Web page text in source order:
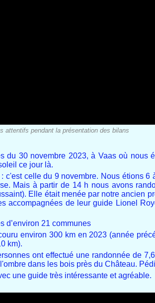
attentifs pendant la présentation des bilans
du 30 novembre 2023, à Vaas où
ce jour là.
celle du 9 novembre. Nous étions 6
Mais à partir de 14 h nous avons
Elle était menée par notre ancien
accompagnées de leur guide Lionel
d’environ 21 communes
environ 300 km en 2023 (année
km).
ont effectué une randonnée de
dans les bois près du Château.
une guide très intéressante et agréable.